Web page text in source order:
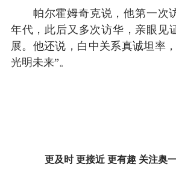
帕尔霍姆奇克说，他第一次
年代，此后又多次访华，亲眼见
展。他还说，白中关系真诚坦率
光明未来”。
更及时 更接近 更有趣 关注奥